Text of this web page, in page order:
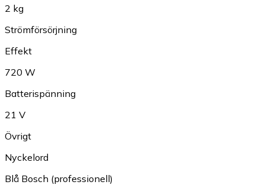
2 kg
Strömförsörjning
Effekt
720 W
Batterispänning
21 V
Övrigt
Nyckelord
Blå Bosch (professionell)